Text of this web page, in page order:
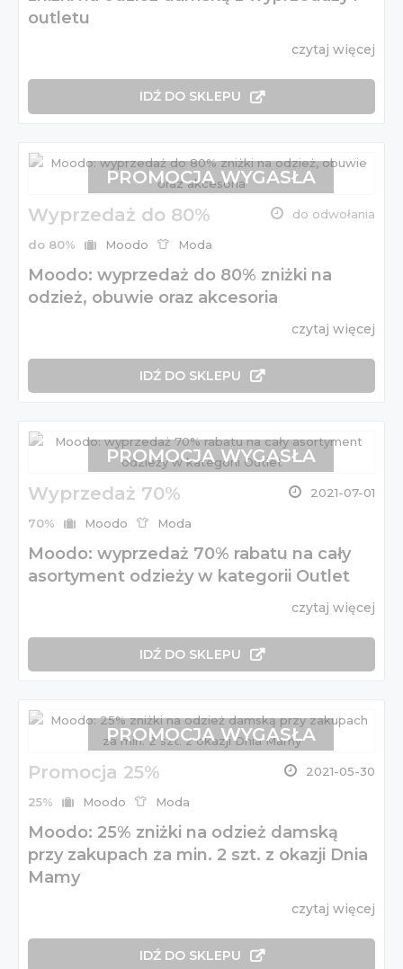
outletu
czytaj więcej
IDŹ DO SKLEPU
Wyprzedaż do 80% do odwołania
do 80% Moodo Moda
Moodo: wyprzedaż do 80% zniżki na
odzież, obuwie oraz akcesoria
czytaj więcej
IDŹ DO SKLEPU
PROMOCJA WYGASŁA
Wyprzedaż 70% 2021-07-01
70% Moodo Moda
Moodo: wyprzedaż 70% rabatu na cały
asortyment odzieży w kategorii Outlet
czytaj więcej
IDŹ DO SKLEPU
PROMOCJA WYGASŁA
Promocja 25% 2021-05-30
25% Moodo Moda
Moodo: 25% zniżki na odzież damską
przy zakupach za min. 2 szt. z okazji Dnia
Mamy
czytaj więcej
IDŹ DO SKLEPU
PROMOCJA WYGASŁA